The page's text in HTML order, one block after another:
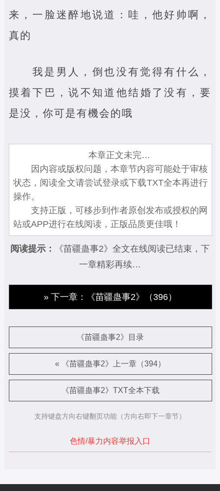
来，一脸迷醉地说道：哇，他好帅啊，
真的
我是男人，倒也没有觉得有什么，
摸着下巴，说不知道他结婚了没有，要
是没，你可是有機会的哦
本章正文未完…
因内容或版权问题，本章节内容可能处于审核
状态，阅读全文请尝试登录或下载TXT全本再进行
操作。
支持正版，可移步到作者原创发布或授权的网
站或APP进行在线阅读，正版品质更佳哦！
阅读提示：
《苗疆蛊事2》全文在线阅读已结束，下
一章精彩再续…
» 下一章：《苗疆蛊事2》（396）
《苗疆蛊事2》目录
« 《苗疆蛊事2》上一章（394）
《苗疆蛊事2》TXT全本下载
支持键盘方向右键翻页功能（方向右即下一章节）
色情/暴力内容举报入口